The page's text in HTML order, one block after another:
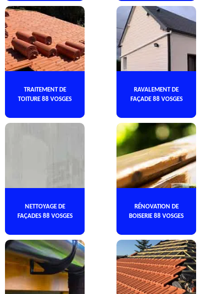
TRAITEMENT DE
TOITURE 88 VOSGES
RAVALEMENT DE
FAÇADE 88 VOSGES
NETTOYAGE DE
FAÇADES 88 VOSGES
RÉNOVATION DE
BOISERIE 88 VOSGES